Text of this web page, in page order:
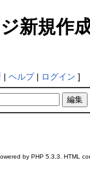
新規作
| ヘルプ| ログイン ]
by PHP 5.3.3. HTML